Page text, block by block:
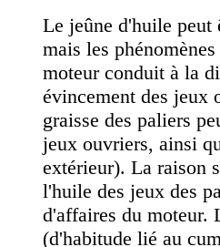
Le jeûne d'huile peut
mais les
moteur conduit à la
évincement des jeux
graisse des paliers
jeux ouvriers, ainsi
extérieur). La raison
l'huile des jeux des
d'affaires du
(d'habitude lié au